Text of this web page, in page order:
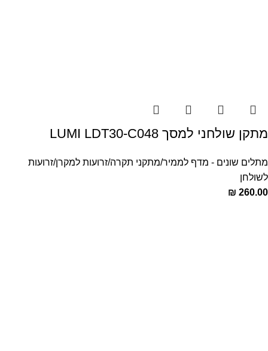
מתקן שולחני למסך LUMI LDT30-C048
מתלים שונים - מדף לממיר/מתקני תקרה/זרועות למקרן/זרועות
לשולחן
₪ 260.00